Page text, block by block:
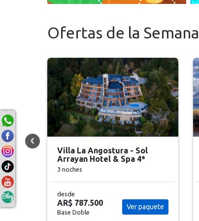
Ofertas de la Semana
Calafate & Ushuaia Clásico
3*
6 noches
desde
AR$ 727.830
Base Doble
Ver paquete